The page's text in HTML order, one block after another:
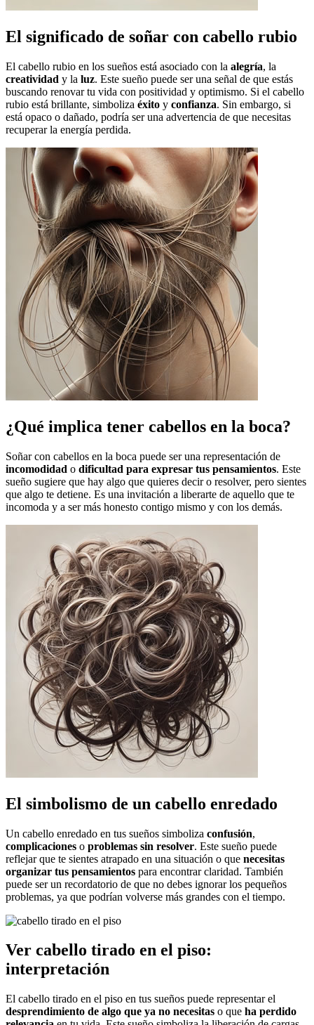
El significado de soñar con cabello rubio
El cabello rubio en los sueños está asociado con la alegría, la
creatividad y la luz. Este sueño puede ser una señal de que estás
buscando renovar tu vida con positividad y optimismo. Si el cabello
rubio está brillante, simboliza éxito y confianza. Sin embargo, si
está opaco o dañado, podría ser una advertencia de que necesitas
recuperar la energía perdida.
¿Qué implica tener cabellos en la boca?
Soñar con cabellos en la boca puede ser una representación de
incomodidad o dificultad para expresar tus pensamientos. Este
sueño sugiere que hay algo que quieres decir o resolver, pero sientes
que algo te detiene. Es una invitación a liberarte de aquello que te
incomoda y a ser más honesto contigo mismo y con los demás.
El simbolismo de un cabello enredado
Un cabello enredado en tus sueños simboliza confusión,
complicaciones o problemas sin resolver. Este sueño puede
reflejar que te sientes atrapado en una situación o que necesitas
organizar tus pensamientos para encontrar claridad. También
puede ser un recordatorio de que no debes ignorar los pequeños
problemas, ya que podrían volverse más grandes con el tiempo.
Ver cabello tirado en el piso:
interpretación
El cabello tirado en el piso en tus sueños puede representar el
desprendimiento de algo que ya no necesitas o que ha perdido